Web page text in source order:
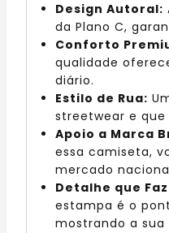
Design Autoral:
da Plano C,
Conforto
qualidade
diário.
Estilo de Rua:
streetwear e
Apoio a Marca
essa camiseta,
mercado
Detalhe que
estampa é o
mostrando a sua